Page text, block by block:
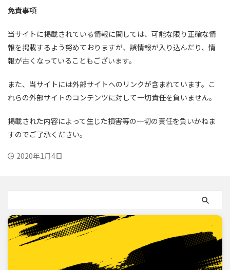
免責事項
当サイトに掲載されている情報に関しては、可能な限り正確な情
報を掲載するよう努めておりますが、誤情報が入り込んだり、情
報が古くなっていることもございます。
また、当サイトには外部サイトへのリンクが含まれています。こ
れらの外部サイトのコンテンツに対して一切責任を負いません。
掲載された内容によって生じた損害等の一切の責任を負いかねま
すのでご了承ください。
2020年1月4日